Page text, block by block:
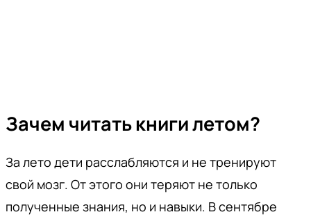
Зачем читать книги летом?
За лето дети расслабляются и не тренируют
свой мозг. От этого они теряют не только
полученные знания, но и навыки. В сентябре